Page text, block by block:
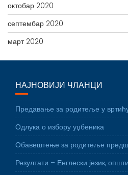
октобар 2020
септембар 2020
март 2020
НАЈНОВИЈИ ЧЛАНЦИ
Предавање за родитеље у
Одлука о избору уџбеника
Обавештење за родитеље
Резултати – Енглески језик,